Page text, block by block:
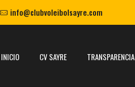
info@clubvoleibolsayre.com
INICIO CV SAYRE TRANSPARENCIA